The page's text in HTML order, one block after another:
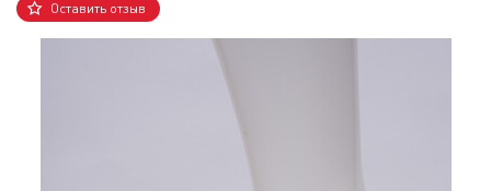
Оставить отзыв